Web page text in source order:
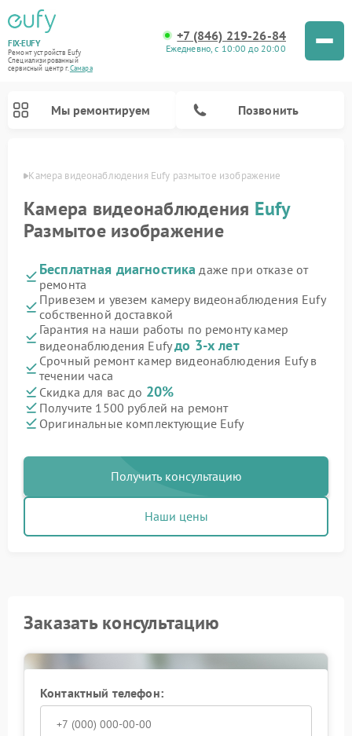
FIX-EUFY
Ремонт устройств Eufy
Специализированный
cервисный центр г.Самара
+7 (846) 219-26-84
Ежедневно, с 10:00 до 20:00
Мы ремонтируем Позвонить
Камера видеонаблюдения Eufy размытое изображение
Камера видеонаблюдения Eufy
Размытое изображение
Бесплатная диагностика даже при отказе от
ремонта
Привезем и увезем камеру видеонаблюдения Eufy
собственной доставкой
Гарантия на наши работы по ремонту камер
видеонаблюдения Eufyдо 3-х лет
Срочный ремонт камер видеонаблюдения Eufy в
течении часа
Скидка для вас до 20%
Получите 1500 рублей на ремонт
Оригинальные комплектующие Eufy
Получить консультацию
Наши цены
Заказать консультацию
Контактный телефон: